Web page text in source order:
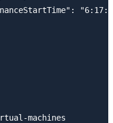
machines